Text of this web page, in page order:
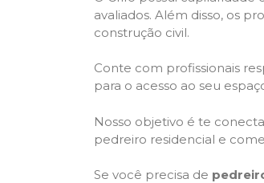
avaliados. Além disso, os
construção civil.
Conte com profissionais
para o acesso ao seu
Nosso objetivo é te
pedreiro residencial e
Se você precisa de